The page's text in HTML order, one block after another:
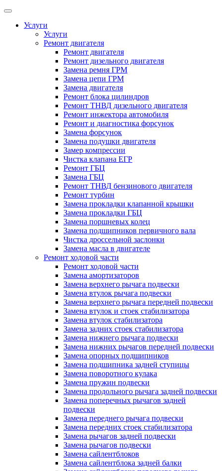
Услуги
Услуги
Ремонт двигателя
Ремонт двигателя
Ремонт дизельного двигателя
Замена ремня ГРМ
Замена цепи ГРМ
Замена двигателя
Ремонт блока цилиндров
Ремонт ТНВД дизельного двигателя
Ремонт инжектора автомобиля
Ремонт и диагностика форсунок
Замена форсунок
Замена подушки двигателя
Замер компрессии
Чистка клапана ЕГР
Ремонт ГБЦ
Замена ГБЦ
Ремонт ТНВД бензинового двигателя
Ремонт турбин
Замена прокладки клапанной крышки
Замена прокладки ГБЦ
Замена поршневых колец
Замена подшипников первичного вала
Чистка дроссельной заслонки
Замена масла в двигателе
Ремонт ходовой части
Ремонт ходовой части
Замена амортизаторов
Замена верхнего рычага подвески
Замена втулок рычага подвески
Замена верхнего рычага передней подвески
Замена втулок и стоек стабилизатора
Замена втулок стабилизатора
Замена задних стоек стабилизатора
Замена нижнего рычага подвески
Замена нижних рычагов передней подвески
Замена опорных подшипников
Замена подшипника задней ступицы
Замена поворотного кулака
Замена пружин подвески
Замена продольного рычага задней подвески
Замена поперечных рычагов задней
подвески
Замена переднего рычага подвески
Замена передних стоек стабилизатора
Замена рычагов задней подвески
Замена рычагов подвески
Замена сайлентблоков
Замена сайлентблока задней балки